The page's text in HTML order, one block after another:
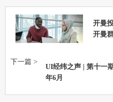
开曼
开曼
UI经纬之声 | 第十一
年6月
下一篇 >